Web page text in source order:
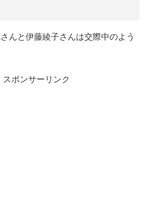
んと伊藤綾子さんは交際中のよう
スポンサーリンク